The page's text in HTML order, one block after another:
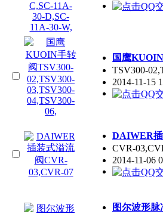
国鹰
TSV300-
2014-11-15
DAIWER
CVR-
2014-11-06
图尔波形脉